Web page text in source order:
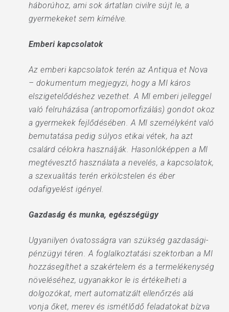
háborúhoz, ami sok ártatlan civilre sújt le, a
gyermekeket sem kímélve.
Emberi kapcsolatok
Az emberi kapcsolatok terén az Antiqua et Nova
– dokumentum megjegyzi, hogy a MI káros
elszigetelődéshez vezethet. A MI emberi jelleggel
való felruházása (antropomorfizálás) gondot okoz
a gyermekek fejlődésében. A MI személyként való
bemutatása pedig súlyos etikai vétek, ha azt
csalárd célokra használják. Hasonlóképpen a MI
megtévesztő használata a nevelés, a kapcsolatok,
a szexualitás terén erkölcstelen és éber
odafigyelést igényel.
Gazdaság és munka, egészségügy
Ugyanilyen óvatosságra van szükség gazdasági-
pénzügyi téren. A foglalkoztatási szektorban a MI
hozzásegíthet a szakértelem és a termelékenység
növeléséhez, ugyanakkor le is értékelheti a
dolgozókat, mert automatizált ellenőrzés alá
vonja őket, merev és ismétlődő feladatokat bízva